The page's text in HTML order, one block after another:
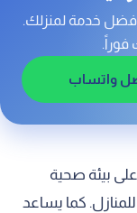
أفضل خدمة لمنزلك.
فوراً.
واتساب
بيئة صحية
كما يساعد